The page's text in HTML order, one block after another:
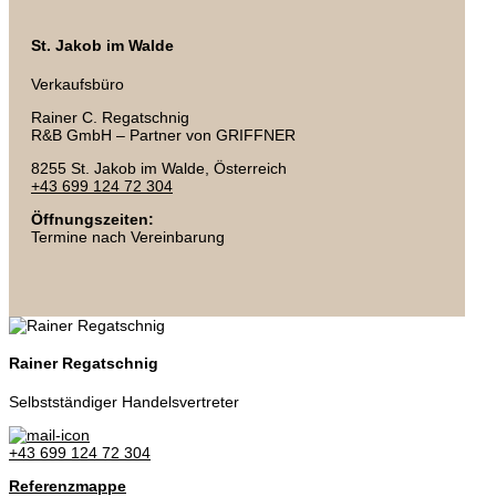
St. Jakob im Walde
Verkaufsbüro
Rainer C. Regatschnig
R&B GmbH – Partner von GRIFFNER
8255 St. Jakob im Walde, Österreich
+43 699 124 72 304
Öffnungszeiten:
Termine nach Vereinbarung
Rainer Regatschnig
Selbstständiger Handelsvertreter
+43 699 124 72 304
Referenzmappe